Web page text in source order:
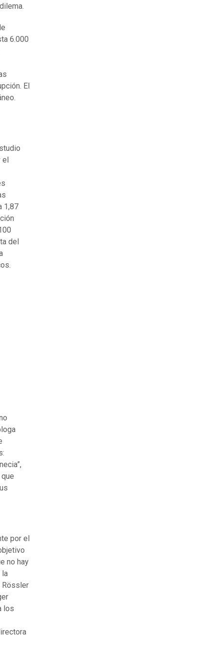
6.000
El
el
1,87
del
por el
no hay
la
Rössler
los